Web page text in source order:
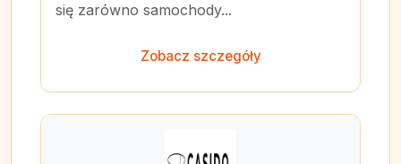
się zarówno samochody...
Zobacz szczegóły